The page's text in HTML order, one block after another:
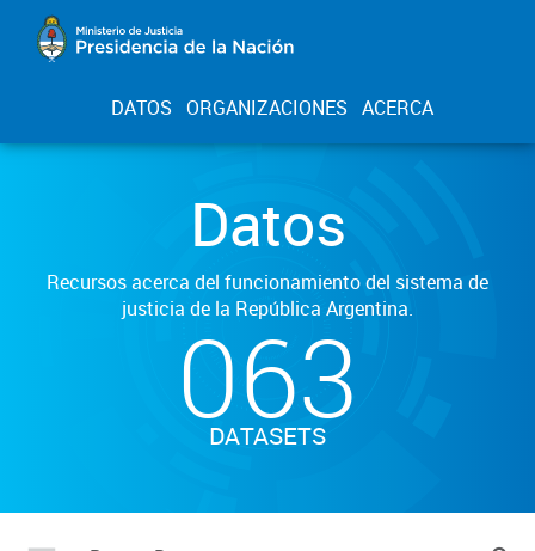
DATOS ORGANIZACIONES ACERCA
Datos
Recursos acerca del funcionamiento del sistema de
justicia de la República Argentina.
063
DATASETS